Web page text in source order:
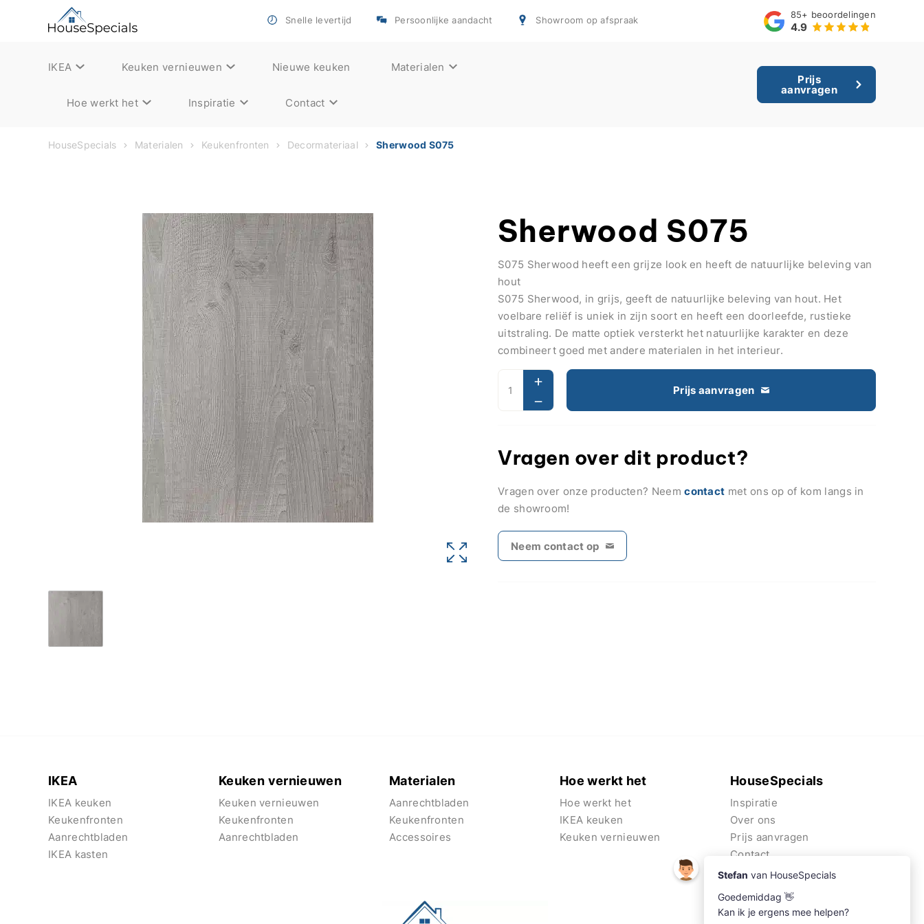
Snelle levertijd Persoonlijke aandacht Showroom op afspraak 85+ beoordelingen
4.9
IKEA Keuken vernieuwen Nieuwe keuken Materialen
Hoe werkt het Inspiratie Contact
Prijs
aanvragen
HouseSpecials Materialen Keukenfronten Decormateriaal Sherwood S075
Sherwood S075
S075 Sherwood heeft een grijze look en heeft de natuurlijke beleving van
hout
S075 Sherwood, in grijs, geeft de natuurlijke beleving van hout. Het
voelbare reliëf is uniek in zijn soort en heeft een doorleefde, rustieke
uitstraling. De matte optiek versterkt het natuurlijke karakter en deze
combineert goed met andere materialen in het interieur.
Prijs aanvragen
Vragen over dit product?
Vragen over onze producten? Neemcontact met ons op of kom langs in
de showroom!
Neem contact op
IKEA
IKEA keuken
Keukenfronten
Aanrechtbladen
IKEA kasten
Keuken vernieuwen
Keuken vernieuwen
Keukenfronten
Aanrechtbladen
Materialen
Aanrechtbladen
Keukenfronten
Accessoires
Hoe werkt het
Hoe werkt het
IKEA keuken
Keuken vernieuwen
HouseSpecials
Inspiratie
Over ons
Prijs aanvragen
Contact
Algemene voorwaarden